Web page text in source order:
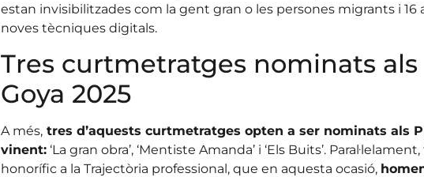
estan invisibilitzades com la gent gran o les persones migrants i
noves tècniques digitals.
Tres curtmetratges nominats als
Goya 2025
A més,tres d’aquests curtmetratges opten a ser nominats als
vinent:‘La gran obra’, ‘Mentiste Amanda’ i ‘Els Buits’.
honorífic a la Trajectòria professional, que en aquesta ocasió,